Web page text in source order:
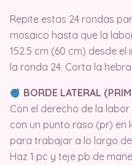
Repite estas 24 rondas
mosaico hasta que la
152.5 cm (60 cm) desde
la ronda 24. Corta la
BORDE LATERAL
Con el derecho de la
con un punto raso (pr) en
para trabajar a lo largo
Haz 1 pc y teje pb de